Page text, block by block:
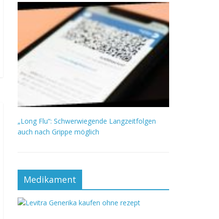
„Long Flu“: Schwerwiegende Langzeitfolgen
auch nach Grippe möglich
Medikament